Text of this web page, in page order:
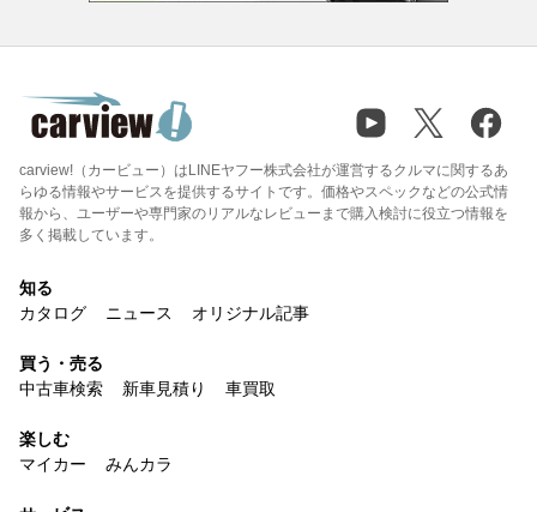
carview!（カービュー）はLINEヤフー株式会社が運営するクルマに関するあ
らゆる情報やサービスを提供するサイトです。価格やスペックなどの公式情
報から、ユーザーや専門家のリアルなレビューまで購入検討に役立つ情報を
多く掲載しています。
知る
カタログ
ニュース オリジナル記事
買う・売る
中古車検索
新車見積り 車買取
楽しむ
マイカー
みんカラ